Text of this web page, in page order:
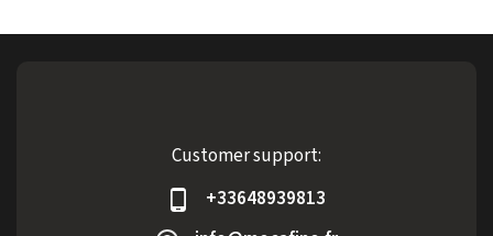
Customer support:
+33648939813